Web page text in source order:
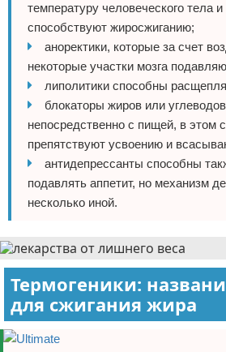
температуру человеческого тела и
способствуют жиросжиганию;
аноректики, которые за счет
некоторые участки мозга
липолитики способны
блокаторы жиров или
непосредственно с пищей, в этом
препятствуют усвоению и
антидепрессанты способны
подавлять аппетит, но механизм
несколько иной.
Термогеники:
для сжигания жира